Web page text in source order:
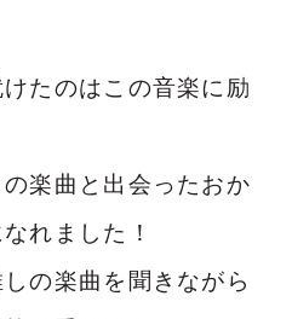
たのはこの音楽に励
楽曲と出会ったおか
れました！
の楽曲を聞きながら